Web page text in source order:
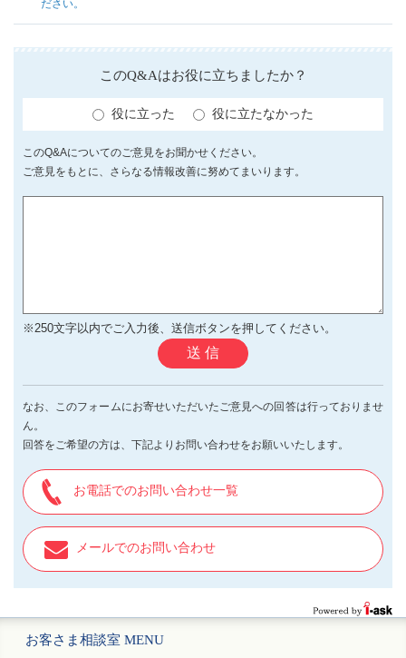
ださい。
このQ&Aはお役に立ちましたか？
役に立った 役に立たなかった
このQ&Aについてのご意見をお聞かせください。
ご意見をもとに、さらなる情報改善に努めてまいります。
※250文字以内でご入力後、送信ボタンを押してください。
送 信
なお、このフォームにお寄せいただいたご意見への回答は行っておりませ
ん。
回答をご希望の方は、下記よりお問い合わせをお願いいたします。
お電話でのお問い合わせ一覧
メールでのお問い合わせ
お客さま相談室 MENU